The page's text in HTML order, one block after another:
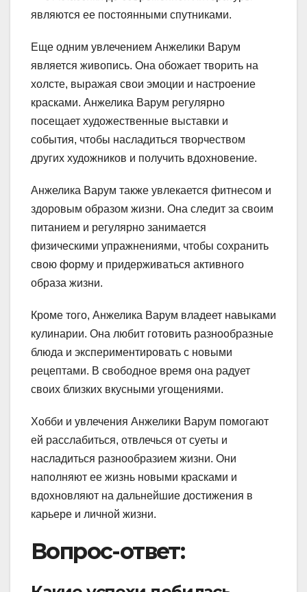
являются ее постоянными спутниками.
Еще одним увлечением Анжелики Варум
является живопись. Она обожает творить на
холсте, выражая свои эмоции и настроение
красками. Анжелика Варум регулярно
посещает художественные выставки и
события, чтобы насладиться творчеством
других художников и получить вдохновение.
Анжелика Варум также увлекается фитнесом и
здоровым образом жизни. Она следит за своим
питанием и регулярно занимается
физическими упражнениями, чтобы сохранить
свою форму и придерживаться активного
образа жизни.
Кроме того, Анжелика Варум владеет навыками
кулинарии. Она любит готовить разнообразные
блюда и экспериментировать с новыми
рецептами. В свободное время она радует
своих близких вкусными угощениями.
Хобби и увлечения Анжелики Варум помогают
ей расслабиться, отвлечься от суеты и
насладиться разнообразием жизни. Они
наполняют ее жизнь новыми красками и
вдохновляют на дальнейшие достижения в
карьере и личной жизни.
Вопрос-ответ: